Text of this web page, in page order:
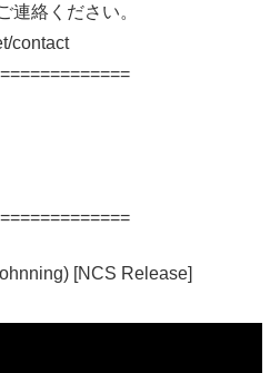
絡ください。
contact
[NCS Release]